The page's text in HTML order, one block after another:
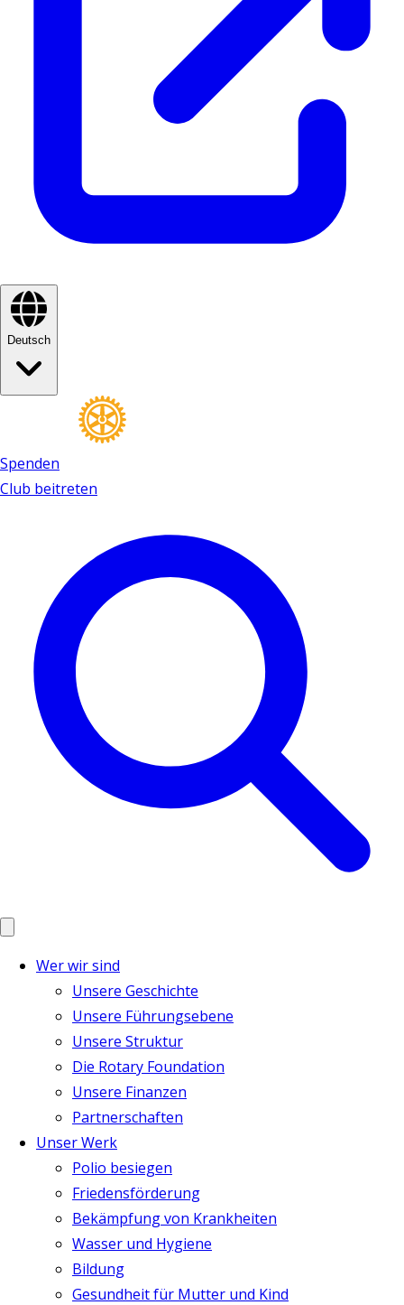
Deutsch
Spenden
Club beitreten
Wer wir sind
Unsere Geschichte
Unsere Führungsebene
Unsere Struktur
Die Rotary Foundation
Unsere Finanzen
Partnerschaften
Unser Werk
Polio besiegen
Friedensförderung
Bekämpfung von Krankheiten
Wasser und Hygiene
Bildung
Gesundheit für Mutter und Kind